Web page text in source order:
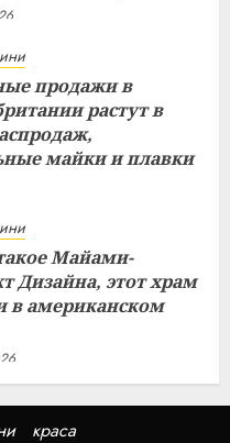
продажи в
растут в
майки и плавки
Майами-
Дизайна, этот храм
в американском
краса